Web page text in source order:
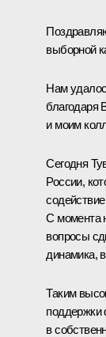
выборной
Нам
благодаря
и моим
Сегодня
России,
С момента
вопросы
динамика,
Таким
поддержки
в